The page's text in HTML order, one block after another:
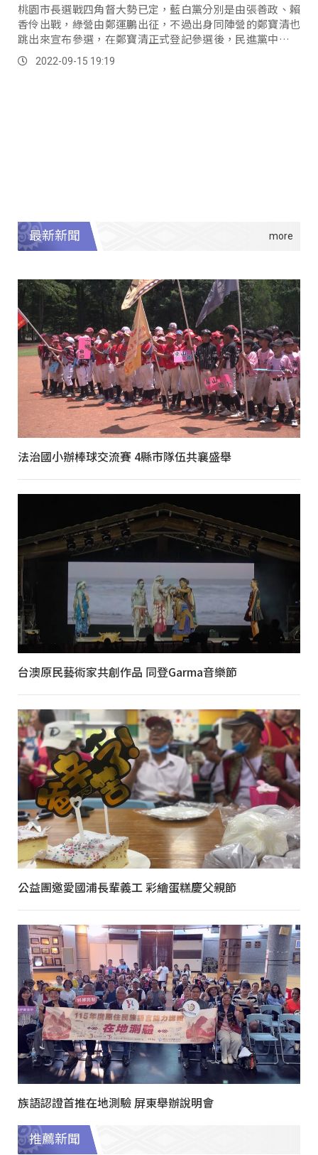
桃園市長選戰四角督大勢已定，藍白黨分別是由張善政、賴
香伶出戰，綠營由鄭運鵬出征，不過出身同陣營的鄭寶清也
跳出來宣布參選，在鄭寶清正式登記參選後，民進黨中評會
在8號晚間，也發布新聞稿公布，因違紀參選遭到...。
2022-09-15 19:19
最新新聞
法治國小辦棒球交流賽 4縣市隊伍共襄盛舉
台澳原民藝術家共創作品 同登Garma音樂節
公益團邀愛國浦長輩義工 彩繪蛋糕慶父親節
族語認證首推在地測驗 屏東舉辦說明會
推薦新聞